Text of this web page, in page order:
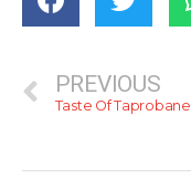
PREVIOUS
Taste Of Taprobane